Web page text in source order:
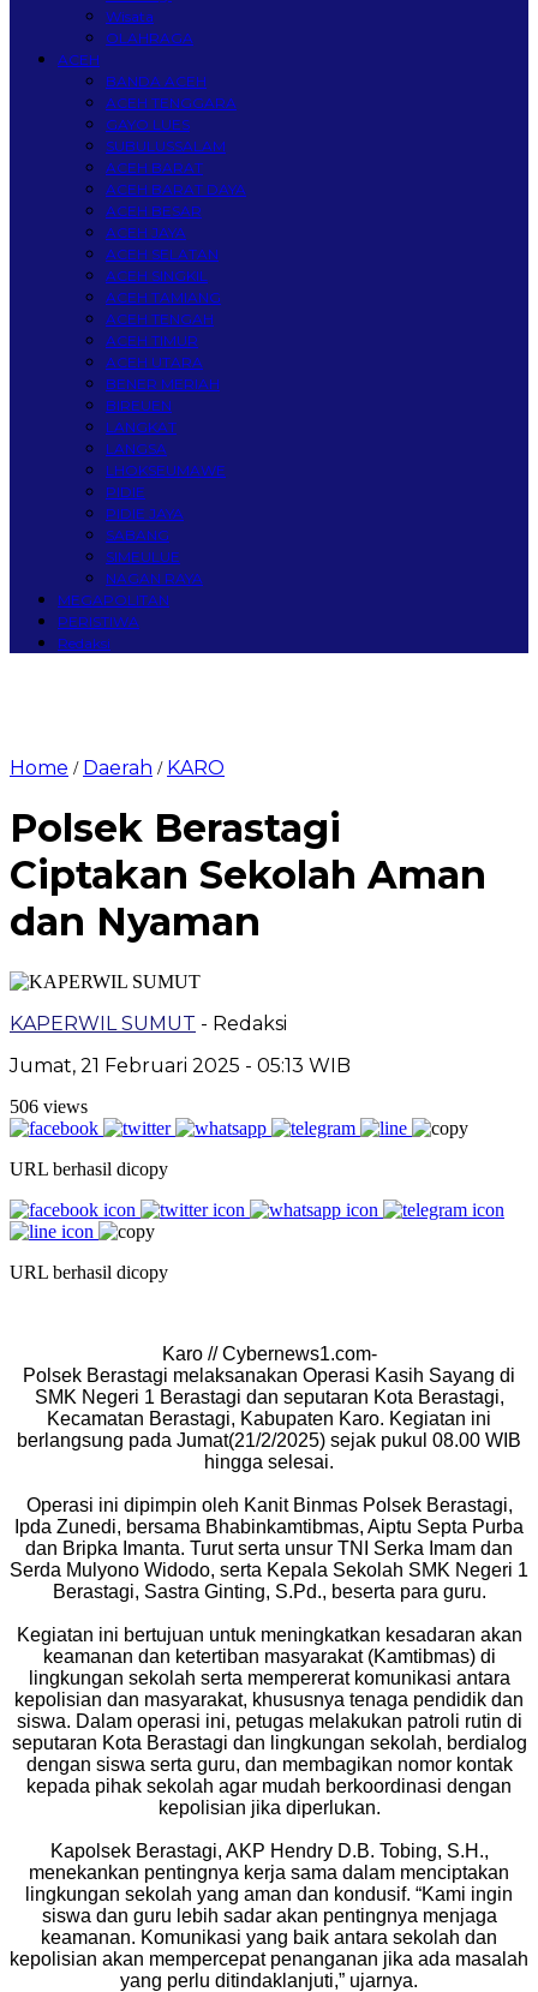
Wisata
OLAHRAGA
ACEH
BANDA ACEH
ACEH TENGGARA
GAYO LUES
SUBULUSSALAM
ACEH BARAT
ACEH BARAT DAYA
ACEH BESAR
ACEH JAYA
ACEH SELATAN
ACEH SINGKIL
ACEH TAMIANG
ACEH TENGAH
ACEH TIMUR
ACEH UTARA
BENER MERIAH
BIREUEN
LANGKAT
LANGSA
LHOKSEUMAWE
PIDIE
PIDIE JAYA
SABANG
SIMEULUE
NAGAN RAYA
MEGAPOLITAN
PERISTIWA
Redaksi
Home / Daerah / KARO
Polsek Berastagi
Ciptakan Sekolah Aman
dan Nyaman
KAPERWIL SUMUT - Redaksi
Jumat, 21 Februari 2025 - 05:13 WIB
506 views
URL berhasil dicopy
URL berhasil dicopy
Karo // Cybernews1.com-
Polsek Berastagi melaksanakan Operasi Kasih Sayang di
SMK Negeri 1 Berastagi dan seputaran Kota Berastagi,
Kecamatan Berastagi, Kabupaten Karo. Kegiatan ini
berlangsung pada Jumat(21/2/2025) sejak pukul 08.00 WIB
hingga selesai.
Operasi ini dipimpin oleh Kanit Binmas Polsek Berastagi,
Ipda Zunedi, bersama Bhabinkamtibmas, Aiptu Septa Purba
dan Bripka Imanta. Turut serta unsur TNI Serka Imam dan
Serda Mulyono Widodo, serta Kepala Sekolah SMK Negeri 1
Berastagi, Sastra Ginting, S.Pd., beserta para guru.
Kegiatan ini bertujuan untuk meningkatkan kesadaran akan
keamanan dan ketertiban masyarakat (Kamtibmas) di
lingkungan sekolah serta mempererat komunikasi antara
kepolisian dan masyarakat, khususnya tenaga pendidik dan
siswa. Dalam operasi ini, petugas melakukan patroli rutin di
seputaran Kota Berastagi dan lingkungan sekolah, berdialog
dengan siswa serta guru, dan membagikan nomor kontak
kepada pihak sekolah agar mudah berkoordinasi dengan
kepolisian jika diperlukan.
Kapolsek Berastagi, AKP Hendry D.B. Tobing, S.H.,
menekankan pentingnya kerja sama dalam menciptakan
lingkungan sekolah yang aman dan kondusif. “Kami ingin
siswa dan guru lebih sadar akan pentingnya menjaga
keamanan. Komunikasi yang baik antara sekolah dan
kepolisian akan mempercepat penanganan jika ada masalah
yang perlu ditindaklanjuti,” ujarnya.